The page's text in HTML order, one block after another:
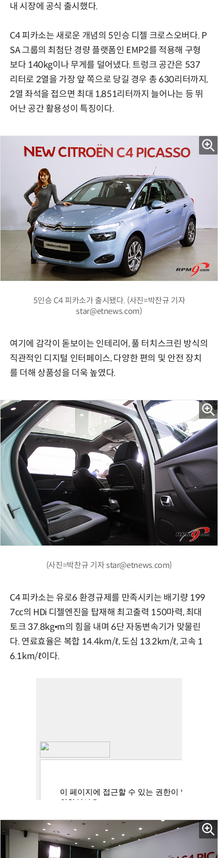
내 시장에 공식 출시했다.
C4 피카소는 새로운 개념의 5인승 디젤 크로스오버다. P
SA 그룹의 최첨단 경량 플랫폼인 EMP2를 적용해 구형
보다 140kg이나 무게를 덜어냈다. 트렁크 공간은 537
리터로 2열을 가장 앞 쪽으로 당길 경우 총 630리터까지,
2열 좌석을 접으면 최대 1,851리터까지 늘어나는 등 뛰
어난 공간 활용성이 특징이다.
5인승 C4 피카소가 출시됐다. (사진=박찬규 기자
star@etnews.com)
여기에 감각이 돋보이는 인테리어, 풀 터치스크린 방식의
직관적인 디지털 인터페이스, 다양한 편의 및 안전 장치
를 더해 상품성을 더욱 높였다.
(사진=박찬규 기자 star@etnews.com)
C4 피카소는 유로6 환경규제를 만족시키는 배기량 199
7cc의 HDi 디젤엔진을 탑재해 최고출력 150마력, 최대
토크 37.8kg•m의 힘을 내며 6단 자동변속기가 맞물린
다. 연료효율은 복합 14.4km/ℓ, 도심 13.2km/ℓ, 고속 1
6.1km/ℓ이다.